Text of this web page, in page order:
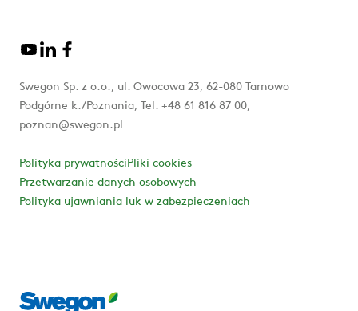
Swegon Sp. z o.o., ul. Owocowa 23, 62-080 Tarnowo
Podgórne k./Poznania, Tel. +48 61 816 87 00,
poznan@swegon.pl
Polityka prywatnościPliki cookies
Przetwarzanie danych osobowych
Polityka ujawniania luk w zabezpieczeniach